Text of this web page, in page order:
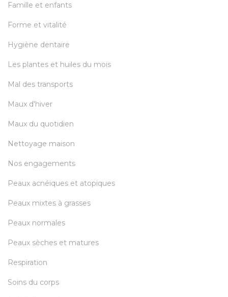
Famille et enfants
Forme et vitalité
Hygiène dentaire
Les plantes et huiles du mois
Mal des transports
Maux d'hiver
Maux du quotidien
Nettoyage maison
Nos engagements
Peaux acnéiques et atopiques
Peaux mixtes à grasses
Peaux normales
Peaux sèches et matures
Respiration
Soins du corps